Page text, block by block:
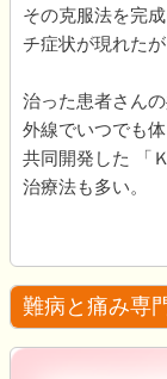
その克服法を完
チ症状が現れた
治った患者さん
外線でいつでも
共同開発した 「
治療法も多い。
難病と痛み専